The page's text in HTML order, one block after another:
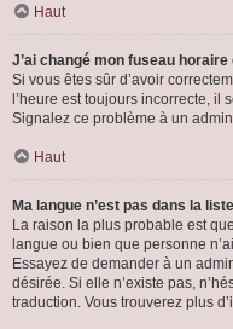
Haut
J’ai changé mon fuseau
Si vous êtes sûr d’avoir
l’heure est toujours incorrecte, il
Signalez ce problème à un
Haut
Ma langue n’est pas dans la
La raison la plus probable est
langue ou bien que personne
Essayez de demander à un
désirée. Si elle n’existe pas,
traduction. Vous trouverez plus